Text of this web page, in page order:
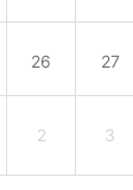
26 27
2 3